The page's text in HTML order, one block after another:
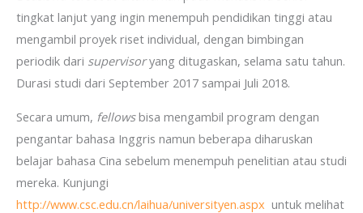
tingkat lanjut yang ingin menempuh pendidikan tinggi atau
mengambil proyek riset individual, dengan bimbingan
periodik dari supervisoryang ditugaskan, selama satu tahun.
Durasi studi dari September 2017 sampai Juli 2018.
Secara umum, fellowsbisa mengambil program dengan
pengantar bahasa Inggris namun beberapa diharuskan
belajar bahasa Cina sebelum menempuh penelitian atau studi
mereka. Kunjungi
http://www.csc.edu.cn/laihua/universityen.aspx untuk melihat